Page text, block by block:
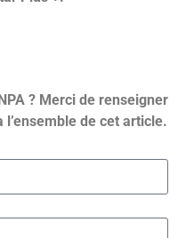
? Merci de renseigner
de cet article.